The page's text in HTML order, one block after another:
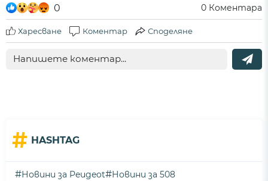
0 0 Коментара
Харесване Коментар Споделяне
# HASHTAG
#Новини за Peugeot#Новини за 508